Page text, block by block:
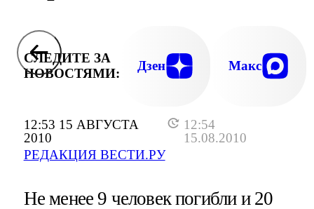
12:53 15 АВГУСТА
2010
12:54
15.08.2010
РЕДАКЦИЯ ВЕСТИ.РУ
СЛЕДИТЕ ЗА
НОВОСТЯМИ:
Дзен Макс
Не менее 9 человек погибли и 20